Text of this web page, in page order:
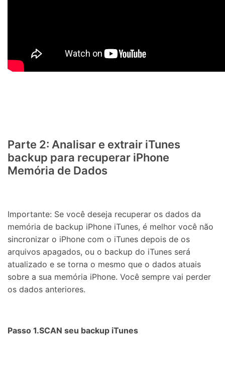
Parte 2: Analisar e extrair iTunes
backup para recuperar iPhone
Memória de Dados
Importante: Se você deseja recuperar os dados da
memória de backup iPhone iTunes, é melhor você não
sincronizar o iPhone com o iTunes depois de os
arquivos apagados, ou o backup do iTunes será
atualizado e se torna o mesmo que o dados atuais
sobre a sua memória iPhone. Você sempre vai perder
os dados anteriores.
Passo 1.SCAN seu backup iTunes